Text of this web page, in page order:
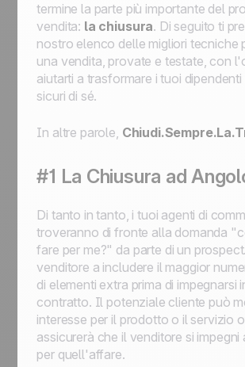
termine la parte più importante del
vendita: la chiusura. Di seguito ti
nostro elenco delle migliori tecniche
una vendita, provate e testate, con
aiutarti a trasformare i tuoi
sicuri di sé.
In altre parole,
#1 La Chiusura ad
Di tanto in tanto, i tuoi agenti di
troveranno di fronte alla domanda
fare per me?" da parte di un
venditore a includere il maggior
di elementi extra prima di impegnarsi
contratto. Il potenziale cliente può
interesse per il prodotto o il servizio
assicurerà che il venditore si impegni
per quell'affare.